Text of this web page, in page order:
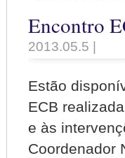
Encontro
2013.05.5 |
Estão
ECB
e às
Coordenador